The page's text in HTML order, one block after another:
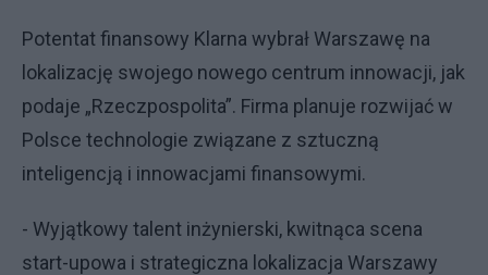
Potentat finansowy Klarna wybrał Warszawę na
lokalizację swojego nowego centrum innowacji, jak
podaje „Rzeczpospolita”. Firma planuje rozwijać w
Polsce technologie związane z sztuczną
inteligencją i innowacjami finansowymi.
- Wyjątkowy talent inżynierski, kwitnąca scena
start-upowa i strategiczna lokalizacja Warszawy